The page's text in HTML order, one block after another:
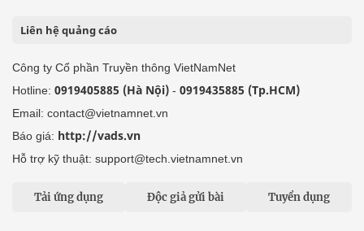
Liên hệ quảng cáo
Công ty Cổ phần Truyền thông VietNamNet
Hotline: 0919405885 (Hà Nội) - 0919435885 (Tp.HCM)
Email: contact@vietnamnet.vn
Báo giá: http://vads.vn
Hỗ trợ kỹ thuật: support@tech.vietnamnet.vn
Tải ứng dụng Độc giả gửi bài Tuyển dụng